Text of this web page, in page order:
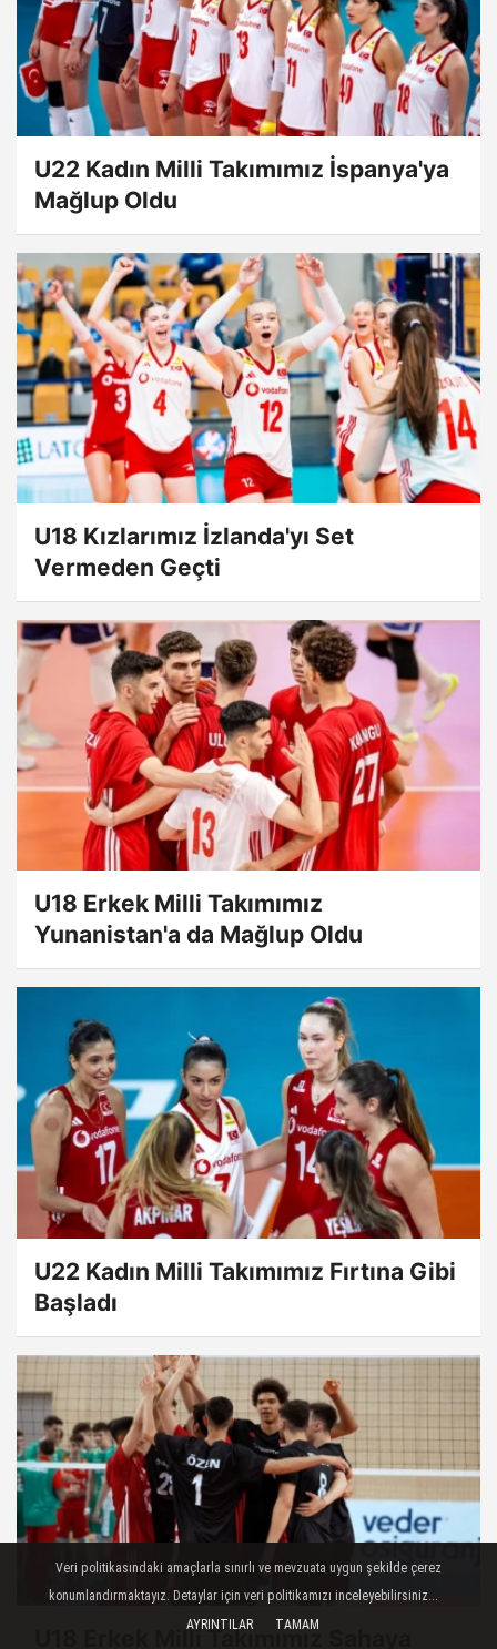
U22 Kadın Milli Takımımız İspanya'ya
Mağlup Oldu
U18 Kızlarımız İzlanda'yı Set
Vermeden Geçti
U18 Erkek Milli Takımımız
Yunanistan'a da Mağlup Oldu
U22 Kadın Milli Takımımız Fırtına Gibi
Başladı
U18 Erkek Milli Takımımız Sahaya
Veri politikasındaki amaçlarla sınırlı ve mevzuata uygun şekilde çerez
konumlandırmaktayız. Detaylar için veri politikamızı inceleyebilirsiniz...
AYRINTILAR
TAMAM